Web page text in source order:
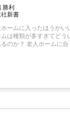
勝利
新書
ームに入ったほうがい
は種類が多すぎてどう
るのか？ 老人ホームに